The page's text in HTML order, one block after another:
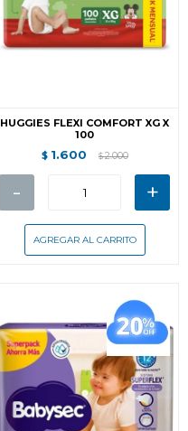
HUGGIES FLEXI COMFORT XG X
100
$ 1.600 $ 2.000
- +